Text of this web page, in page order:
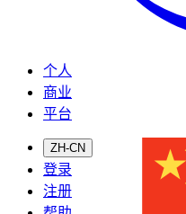
个人
商业
平台
ZH-CN
登录
注册